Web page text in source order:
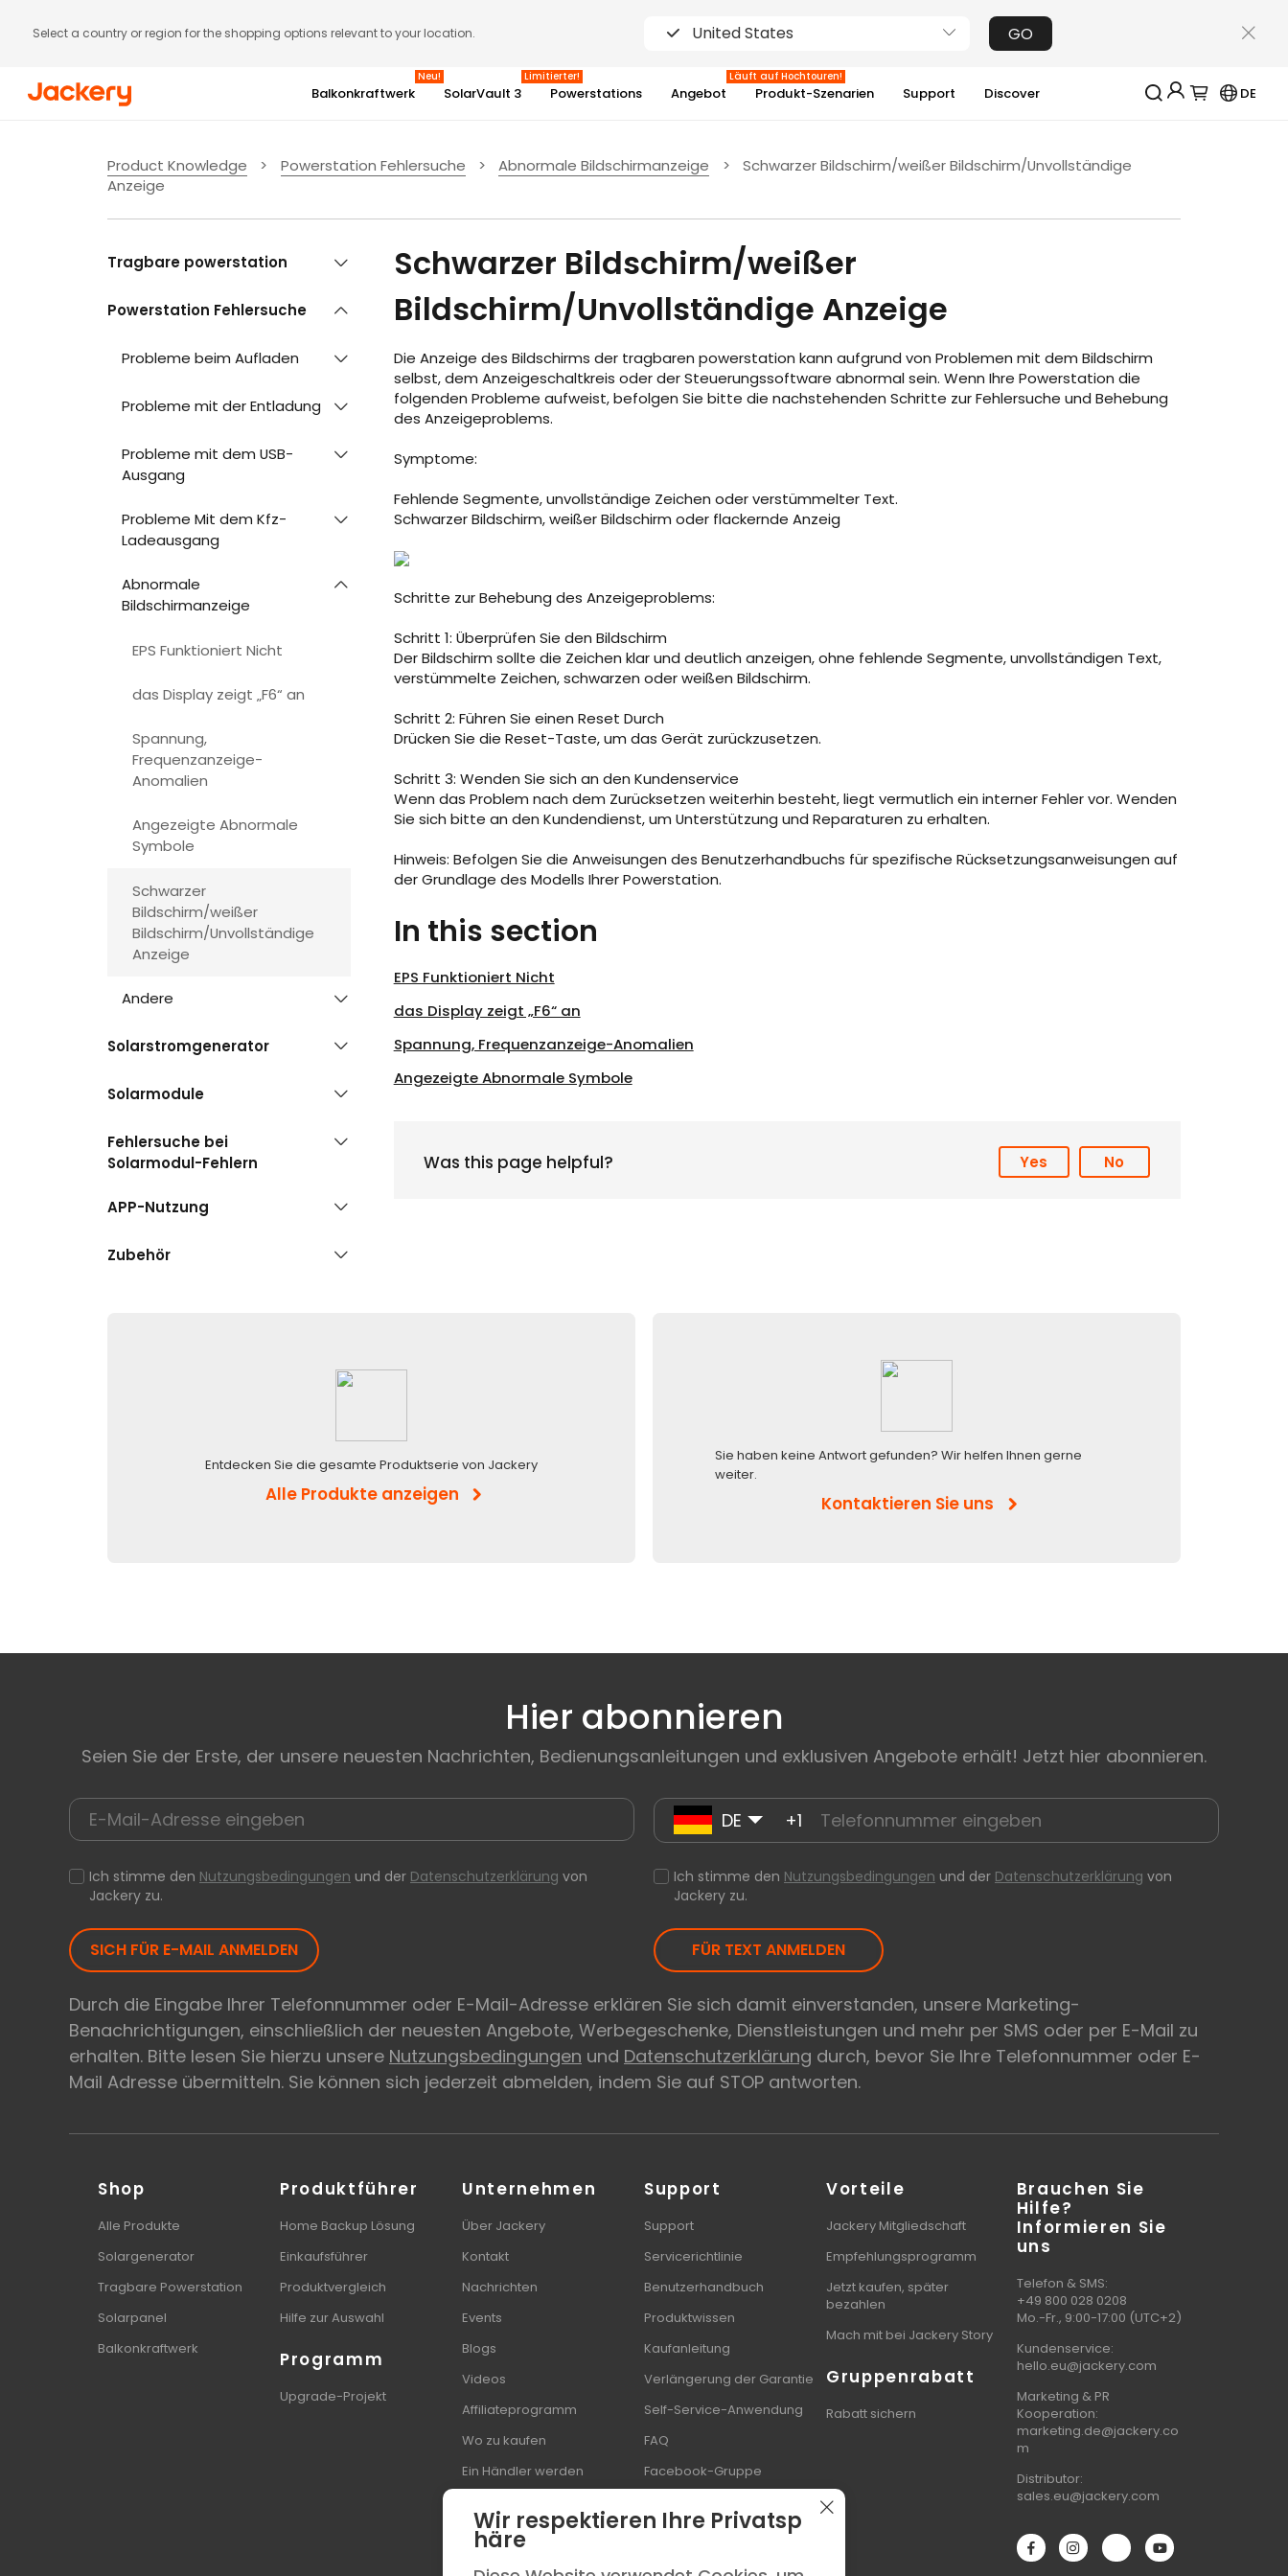
Select a country or region for the shopping options relevant to your location. United States GO
Balkonkraftwerk
Neu!
Powerstations
SolarVault 3
Limitierter!
SolarVault 3 Serie | Bis zu 53%
Rabatt
Angebot
Läuft auf Hochtouren!
6. bis 9. August
Mehr ansehen
Support Discover
Produkt-Szenarien
Erhalten Sie 200€ Rabatt bei Ihrer ersten
Kostenloses Geschenk bei Bestellungen über
abgelaufen ist
Anmeldung
Benutzerkonto erstellen
DE
Product Knowledge > Powerstation Fehlersuche > Abnormale Bildschirmanzeige >
Schwarzer Bildschirm/weißer Bildschirm/Unvollständige
Anzeige
Tragbare powerstation
Powerstation Fehlersuche
Probleme beim Aufladen
Probleme mit der Entladung
Probleme mit dem USB-
Ausgang
Probleme Mit dem Kfz-
Ladeausgang
Abnormale
Bildschirmanzeige
EPS Funktioniert Nicht
das Display zeigt „F6“ an
Spannung,
Frequenzanzeige-
Anomalien
Angezeigte Abnormale
Symbole
Schwarzer
Bildschirm/weißer
Bildschirm/Unvollständige
Anzeige
Andere
Solarstromgenerator
Solarmodule
Fehlersuche bei
Solarmodul-Fehlern
APP-Nutzung
Zubehör
Schwarzer Bildschirm/weißer
Bildschirm/Unvollständige Anzeige
Die Anzeige des Bildschirms der tragbaren powerstation kann aufgrund von Problemen mit dem Bildschirm
selbst, dem Anzeigeschaltkreis oder der Steuerungssoftware abnormal sein. Wenn Ihre Powerstation die
folgenden Probleme aufweist, befolgen Sie bitte die nachstehenden Schritte zur Fehlersuche und Behebung
des Anzeigeproblems.
Symptome:
Fehlende Segmente, unvollständige Zeichen oder verstümmelter Text.
Schwarzer Bildschirm, weißer Bildschirm oder flackernde Anzeig
Schritte zur Behebung des Anzeigeproblems:
Schritt 1: Überprüfen Sie den Bildschirm
Der Bildschirm sollte die Zeichen klar und deutlich anzeigen, ohne fehlende Segmente, unvollständigen Text,
verstümmelte Zeichen, schwarzen oder weißen Bildschirm.
Schritt 2: Führen Sie einen Reset Durch
Drücken Sie die Reset-Taste, um das Gerät zurückzusetzen.
Schritt 3: Wenden Sie sich an den Kundenservice
Wenn das Problem nach dem Zurücksetzen weiterhin besteht, liegt vermutlich ein interner Fehler vor. Wenden
Sie sich bitte an den Kundendienst, um Unterstützung und Reparaturen zu erhalten.
Hinweis: Befolgen Sie die Anweisungen des Benutzerhandbuchs für spezifische Rücksetzungsanweisungen auf
der Grundlage des Modells Ihrer Powerstation.
In this section
EPS Funktioniert Nicht
das Display zeigt „F6“ an
Spannung, Frequenzanzeige-Anomalien
Angezeigte Abnormale Symbole
Was this page helpful? Yes No
Entdecken Sie die gesamte Produktserie von Jackery
Alle Produkte anzeigen
Sie haben keine Antwort gefunden? Wir helfen Ihnen gerne
weiter.
Kontaktieren Sie uns
Wir respektieren Ihre Privatsp
häre
Hier abonnieren
Seien Sie der Erste, der unsere neuesten Nachrichten, Bedienungsanleitungen und exklusiven Angebote erhält! Jetzt hier abonnieren.
Ich stimme den Nutzungsbedingungen und der Datenschutzerklärung von
Jackery zu.
SICH FÜR E-MAIL ANMELDEN
DE +1
Ich stimme den Nutzungsbedingungen und der Datenschutzerklärung von
Jackery zu.
FÜR TEXT ANMELDEN
Durch die Eingabe Ihrer Telefonnummer oder E-Mail-Adresse erklären Sie sich damit einverstanden, unsere Marketing-
Benachrichtigungen, einschließlich der neuesten Angebote, Werbegeschenke, Dienstleistungen und mehr per SMS oder per E-Mail zu
erhalten. Bitte lesen Sie hierzu unsere Nutzungsbedingungen und Datenschutzerklärung durch, bevor Sie Ihre Telefonnummer oder E-
Mail Adresse übermitteln. Sie können sich jederzeit abmelden, indem Sie auf STOP antworten.
Shop
Alle Produkte
Solargenerator
Tragbare Powerstation
Solarpanel
Balkonkraftwerk
Produktführer
Home Backup Lösung
Einkaufsführer
Produktvergleich
Hilfe zur Auswahl
Unternehmen
Über Jackery
Kontakt
Nachrichten
Events
Blogs
Videos
Affiliateprogramm
Wo zu kaufen
Ein Händler werden
Support
Support
Servicerichtlinie
Benutzerhandbuch
Produktwissen
Kaufanleitung
Verlängerung der Garantie
Self-Service-Anwendung
FAQ
Facebook-Gruppe
Vorteile
Jackery Mitgliedschaft
Empfehlungsprogramm
Jetzt kaufen, später
bezahlen
Mach mit bei Jackery Story
Programm
Upgrade-Projekt
Gruppenrabatt
Rabatt sichern
Brauchen Sie
Hilfe?
Informieren Sie
uns
Telefon & SMS:
+49 800 028 0208
Mo.-Fr., 9:00-17:00 (UTC+2)
Kundenservice:
hello.eu@jackery.com
Marketing & PR
Kooperation:
marketing.de@jackery.co
m
Distributor:
sales.eu@jackery.com